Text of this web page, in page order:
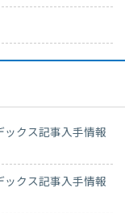
ックス記事入手情報
ックス記事入手情報